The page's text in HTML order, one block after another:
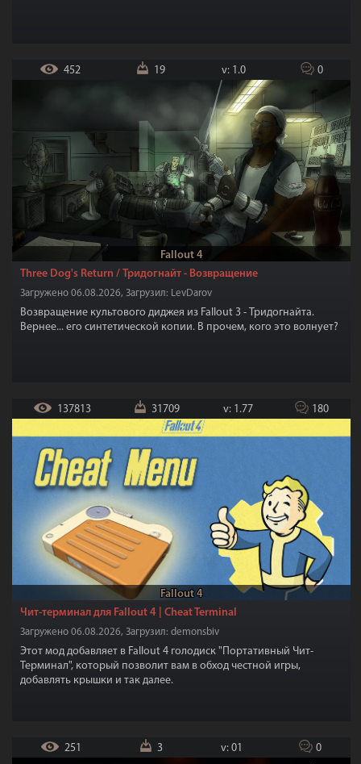
Fallout 4
452 19 v: 1.0 0
Three Dog's Return / Тридогнайт - Возвращение
Загружено 06.08.2026, Загрузил: LevDarov
Возвращение культового диджея из Fallout 3 - Тридогнайта.
Вернее... его синтетической копии. В прочем, кого это волнует?
Fallout 4
137813 31709 v: 1.77 180
Чит-терминал для Fallout 4 | Cheat Terminal
Загружено 06.08.2026, Загрузил: demonsbiv
Этот мод добавляет в Fallout 4 голодиск "Портативный Чит-
Терминал", который позволит вам в обход честной игры,
добавлять крышки и так далее.
251 3 v: 01 0